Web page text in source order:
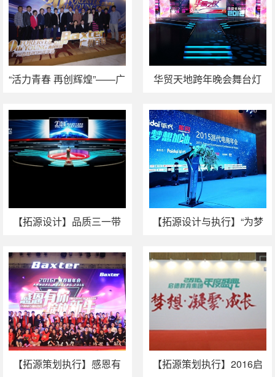
“活力青春 再创辉煌”——广
华贸天地跨年晚会舞台灯
【拓源设计】品质三一带
【拓源设计与执行】“为梦
商年会
【拓源策划执行】感恩有
【拓源策划执行】2016启